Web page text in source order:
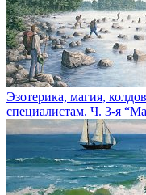
Эзотерика, магия,
специалистам. Ч. 3-я